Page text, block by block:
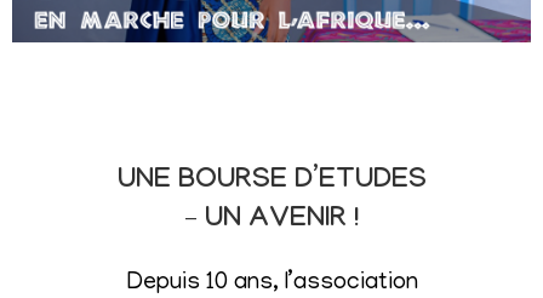
UNE BOURSE D’ETUDES
– UN AVENIR !
Depuis 10 ans, l’association